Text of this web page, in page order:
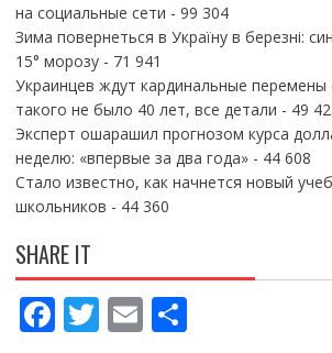
на социальные сети - 99 304
Зима повернеться в Україну в березні:
15° морозу- 71 941
Украинцев ждут кардинальные перемены
такого не было 40 лет, все детали - 49
Эксперт ошарашил прогнозом курса
неделю: «впервые за два года»- 44 608
Стало известно, как начнется новый
школьников - 44 360
SHARE IT
F T E П